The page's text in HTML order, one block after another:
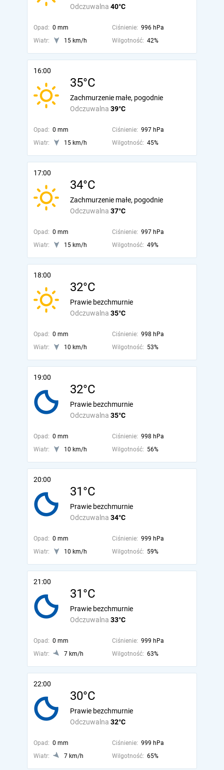
Odczuwalna 40°C
Opad: 0 mm Ciśnienie: 996 hPa
Wiatr:
15 km/h Wilgotność: 42%
16:00
35°C
Odczuwalna 39°C
Zachmurzenie małe, pogodnie
Opad: 0 mm Ciśnienie: 997 hPa
Wiatr:
15 km/h Wilgotność: 45%
17:00
34°C
Odczuwalna 37°C
Zachmurzenie małe, pogodnie
Opad: 0 mm Ciśnienie: 997 hPa
Wiatr:
15 km/h Wilgotność: 49%
18:00
32°C
Odczuwalna 35°C
Prawie bezchmurnie
Opad: 0 mm Ciśnienie: 998 hPa
Wiatr:
10 km/h Wilgotność: 53%
19:00
32°C
Odczuwalna 35°C
Prawie bezchmurnie
Opad: 0 mm Ciśnienie: 998 hPa
Wiatr:
10 km/h Wilgotność: 56%
20:00
31°C
Odczuwalna 34°C
Prawie bezchmurnie
Opad: 0 mm Ciśnienie: 999 hPa
Wiatr:
10 km/h Wilgotność: 59%
21:00
31°C
Odczuwalna 33°C
Prawie bezchmurnie
Opad: 0 mm Ciśnienie: 999 hPa
Wiatr:
7 km/h Wilgotność: 63%
22:00
30°C
Odczuwalna 32°C
Prawie bezchmurnie
Opad: 0 mm Ciśnienie: 999 hPa
Wiatr:
7 km/h Wilgotność: 65%